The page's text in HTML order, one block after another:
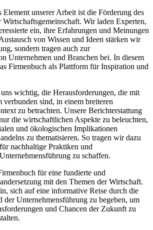
Element unserer Arbeit ist die Förderung des
Wir laden Experten,
ein, ihre Erfahrungen und Meinungen
von Wissen und Ideen stärken wir
sondern tragen auch zur
Unternehmen und Branchen bei. In diesem
Firmenbuch als Plattform für Inspiration und
wichtig, die Herausforderungen, die mit
verbunden sind, in einem breiteren
zu betrachten. Unsere Berichterstattung
die wirtschaftlichen Aspekte zu beleuchten,
und ökologischen Implikationen
zu thematisieren. So tragen wir dazu
nachhaltige Praktiken und
zu schaffen.
für eine fundierte und
mit den Themen der Wirtschaft.
sich auf eine informative Reise durch die
der Unternehmensführung zu begeben, um
und Chancen der Zukunft zu